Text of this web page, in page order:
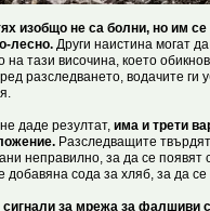
изобщо не са болни, но им се
лесно. Други наистина могат
на тази височина, което
разследването, водачите ги
даде резултат, има и трети
Разследващите
неправилно, за да се появят
добавяна сода за хляб, за да се
за мрежа за фалшиви